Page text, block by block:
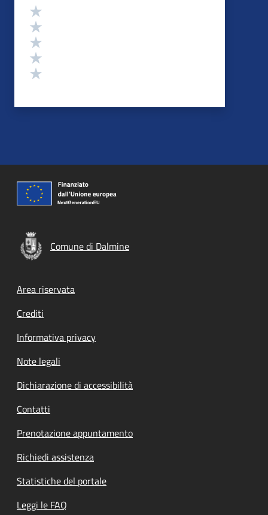
Valutazione
Comune di Dalmine
Footer menu
Area riservata
Crediti
Informativa privacy
Note legali
Dichiarazione di accessibilità
Contatti
Prenotazione appuntamento
Richiedi assistenza
Statistiche del portale
Leggi le FAQ